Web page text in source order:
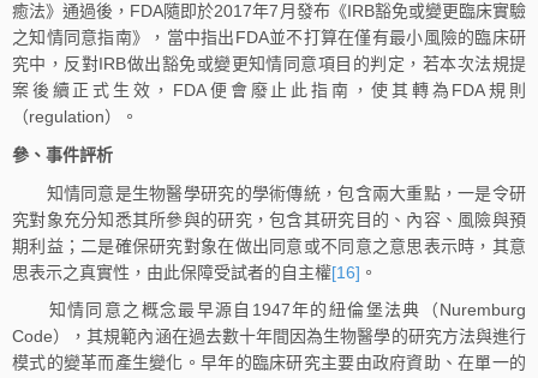
癒法》通過後，FDA隨即於2017年7月發布《IRB豁免或變更臨床實驗
之知情同意指南》，當中指出FDA並不打算在僅有最小風險的臨床研
究中，反對IRB做出豁免或變更知情同意項目的判定，若本次法規提
案後續正式生效，FDA便會廢止此指南，使其轉為FDA規則
（regulation）。
參、事件評析
知情同意是生物醫學研究的學術傳統，包含兩大重點，一是令研
究對象充分知悉其所參與的研究，包含其研究目的、內容、風險與預
期利益；二是確保研究對象在做出同意或不同意之意思表示時，其意
思表示之真實性，由此保障受試者的自主權[16] 。
知情同意之概念最早源自1947年的紐倫堡法典（Nuremburg
Code），其規範內涵在過去數十年間因為生物醫學的研究方法與進行
模式的變革而產生變化。早年的臨床研究主要由政府資助、在單一的